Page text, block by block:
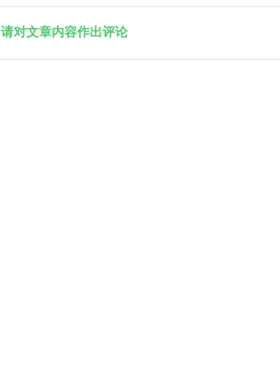
请对文章内容作出评论